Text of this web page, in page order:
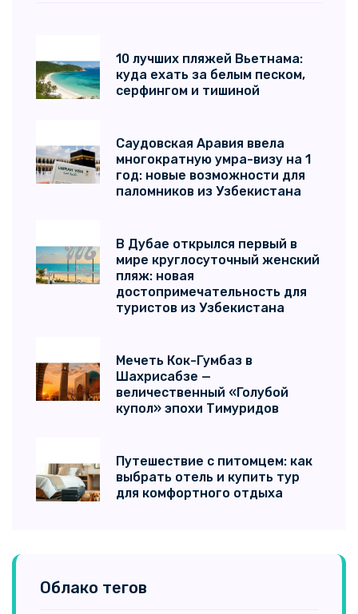
10 лучших пляжей Вьетнама:
куда ехать за белым песком,
серфингом и тишиной
Саудовская Аравия ввела
многократную умра-визу на 1
год: новые возможности для
паломников из Узбекистана
В Дубае открылся первый в
мире круглосуточный женский
пляж: новая
достопримечательность для
туристов из Узбекистана
Мечеть Кок-Гумбаз в
Шахрисабзе —
величественный «Голубой
купол» эпохи Тимуридов
Путешествие с питомцем: как
выбрать отель и купить тур
для комфортного отдыха
Облако тегов